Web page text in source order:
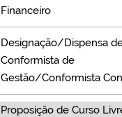
Financeiro
Designação/Dispensa
Conformista de
Gestão/Conformista
Proposição de Curso